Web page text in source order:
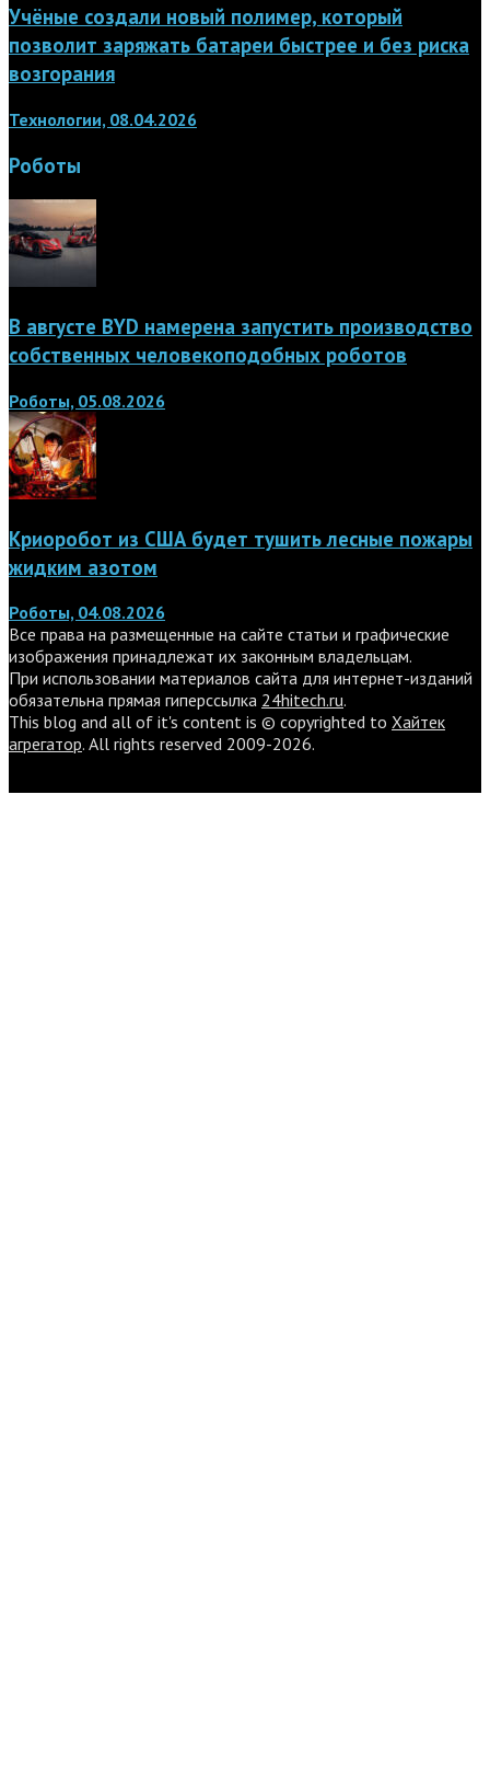
Учёные создали новый полимер, который
позволит заряжать батареи быстрее и без риска
возгорания
Технологии, 08.04.2026
Роботы
В августе BYD намерена запустить производство
собственных человекоподобных роботов
Роботы, 05.08.2026
Криоробот из США будет тушить лесные пожары
жидким азотом
Роботы, 04.08.2026
Все права на размещенные на сайте статьи и графические
изображения принадлежат их законным владельцам.
При использовании материалов сайта для интернет-изданий
обязательна прямая гиперссылка 24hitech.ru.
This blog and all of it's content is © copyrighted to Хайтек
агрегатор. All rights reserved 2009-2026.